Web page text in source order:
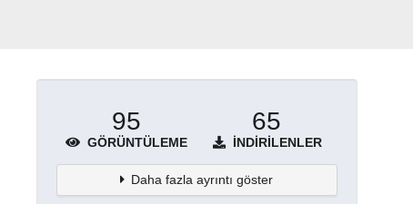
95
GÖRÜNTÜLEME
65
İNDIRILENLER
Daha fazla ayrıntı göster